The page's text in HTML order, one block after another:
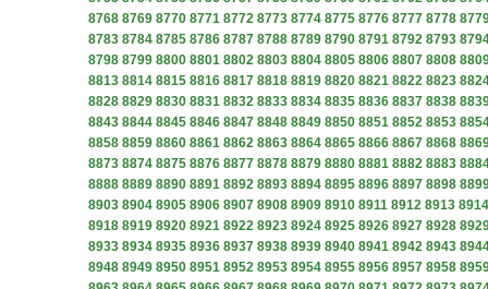
8768 8769 8770 8771 8772 8773 8774 8775 8776 8777 8778
8783 8784 8785 8786 8787 8788 8789 8790 8791 8792 8793
8798 8799 8800 8801 8802 8803 8804 8805 8806 8807 8808
8813 8814 8815 8816 8817 8818 8819 8820 8821 8822 8823
8828 8829 8830 8831 8832 8833 8834 8835 8836 8837 8838
8843 8844 8845 8846 8847 8848 8849 8850 8851 8852 8853
8858 8859 8860 8861 8862 8863 8864 8865 8866 8867 8868
8873 8874 8875 8876 8877 8878 8879 8880 8881 8882 8883
8888 8889 8890 8891 8892 8893 8894 8895 8896 8897 8898
8903 8904 8905 8906 8907 8908 8909 8910 8911 8912 8913 8914
8918 8919 8920 8921 8922 8923 8924 8925 8926 8927 8928
8933 8934 8935 8936 8937 8938 8939 8940 8941 8942 8943
8948 8949 8950 8951 8952 8953 8954 8955 8956 8957 8958